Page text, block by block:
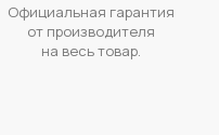
Официальная гарантия
от производителя
на весь товар.